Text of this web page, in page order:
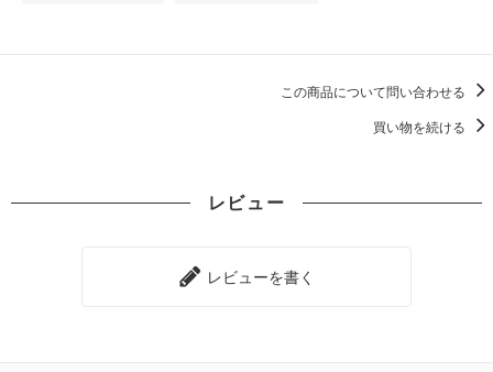
この商品について問い合わせる
買い物を続ける
レビュー
レビューを書く